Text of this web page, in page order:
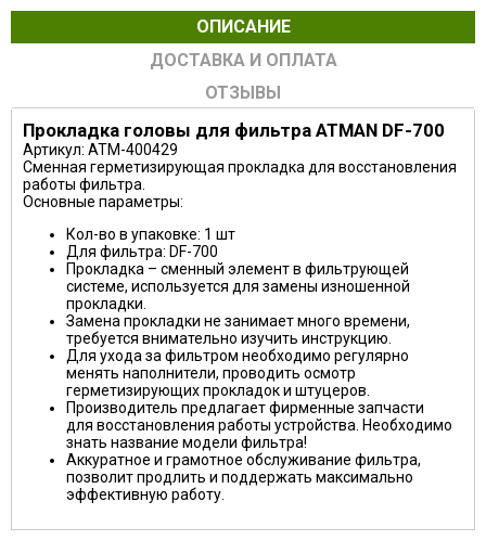
ОПИСАНИЕ
ДОСТАВКА И ОПЛАТА
ОТЗЫВЫ
Прокладка головы для фильтра ATMAN DF-700
Артикул: ATM-400429
Сменная герметизирующая прокладка для восстановления
работы фильтра.
Основные параметры:
Кол-во в упаковке: 1 шт
Для фильтра: DF-700
Прокладка – сменный элемент в фильтрующей
системе, используется для замены изношенной
прокладки.
Замена прокладки не занимает много времени,
требуется внимательно изучить инструкцию.
Для ухода за фильтром необходимо регулярно
менять наполнители, проводить осмотр
герметизирующих прокладок и штуцеров.
Производитель предлагает фирменные запчасти
для восстановления работы устройства. Необходимо
знать название модели фильтра!
Аккуратное и грамотное обслуживание фильтра,
позволит продлить и поддержать максимально
эффективную работу.